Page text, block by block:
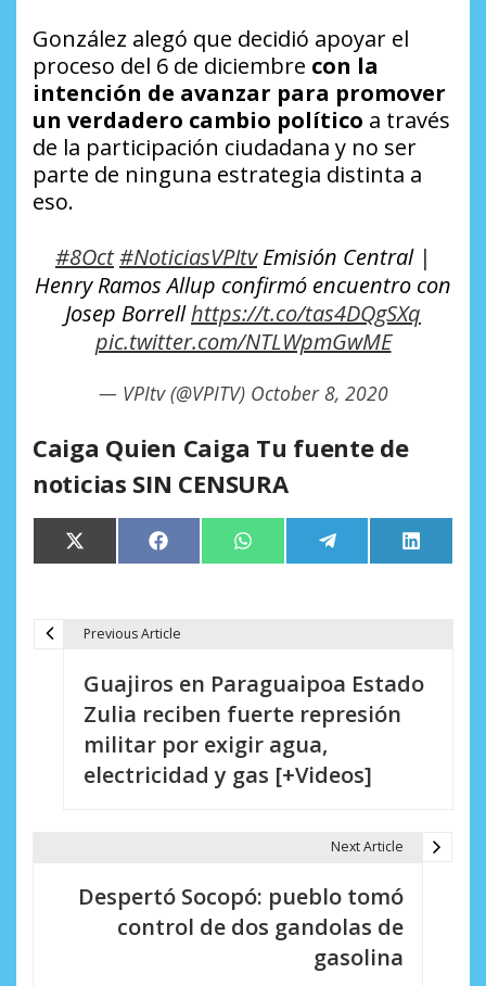
González alegó que decidió apoyar el
proceso del 6 de diciembre con la
intención de avanzar para promover
un verdadero cambio político a través
de la participación ciudadana y no ser
parte de ninguna estrategia distinta a
eso.
#8Oct#NoticiasVPItvEmisión Central |
Henry Ramos Allup confirmó encuentro con
Josep Borrellhttps://t.co/tas4DQgSXq
pic.twitter.com/NTLWpmGwME
— VPItv (@VPITV) October 8, 2020
Caiga Quien Caiga Tu fuente de
noticias SIN CENSURA
Compartir
en
X
(Twitter)
Compartir
en
Facebook Compartir
en
WhatsApp Compartir
en
Telegram
en
LinkedIn
Previous Article
Guajiros en Paraguaipoa Estado
Zulia reciben fuerte represión
militar por exigir agua,
electricidad y gas [+Videos]
Next Article
Despertó Socopó: pueblo tomó
control de dos gandolas de
gasolina